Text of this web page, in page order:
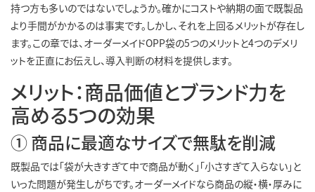
持つ方も多いのではないでしょうか。確かにコストや納期の面で既製品
より手間がかかるのは事実です。しかし、それを上回るメリットが存在し
ます。この章では、オーダーメイドOPP袋の5つのメリットと4つのデメリ
ットを正直にお伝えし、導入判断の材料を提供します。
メリット：商品価値とブランド力を
高める5つの効果
① 商品に最適なサイズで無駄を削減
既製品では「袋が大きすぎて中で商品が動く」「小さすぎて入らない」と
いった問題が発生しがちです。オーダーメイドなら商品の縦・横・厚みに